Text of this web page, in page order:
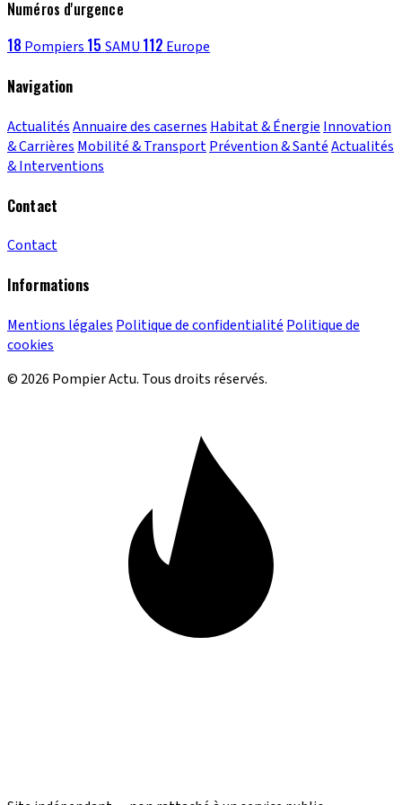
Numéros d'urgence
18 Pompiers 15 SAMU 112 Europe
Navigation
ActualitésAnnuaire des casernes Habitat & Énergie Innovation
& Carrières Mobilité & TransportPrévention & SantéActualités
& Interventions
Contact
Contact
Informations
Mentions légales Politique de confidentialité Politique de
cookies
© 2026 Pompier Actu. Tous droits réservés.